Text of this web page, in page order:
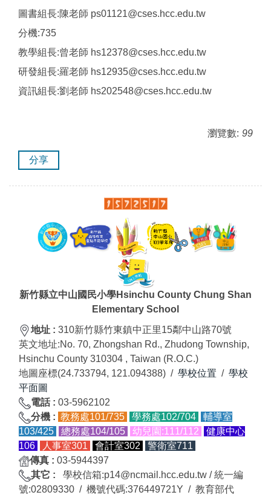
圖書組長:陳老師 ps01121@cses.hcc.edu.tw
分機:735
教學組長:曾老師 hs12378@cses.hcc.edu.tw
研發組長:羅老師 hs12935@cses.hcc.edu.tw
資訊組長:劉老師 hs202548@cses.hcc.edu.tw
瀏覽數: 99
分享
新竹縣立中山國民小學Hsinchu County Chung Shan
Elementary School
地址 : 310新竹縣竹東鎮中正里15鄰中山路70號
英文地址:No. 70, Zhongshan Rd., Zhudong Township,
Hsinchu County 310304 , Taiwan (R.O.C.)
地圖座標(24.733794, 121.094388) / 學校位置 / 學校
平面圖
電話 : 03-5962102
分機 : 教務處101/735 學務處102/704
輔導室
103/425
總務處104/105 幼兒園:111/112
健康中心
106
人事室301 會計室302
警衛室711
傳真 : 03-5944397
其它 :
學校信箱:p14@ncmail.hcc.edu.tw / 統一編
號:02809330 / 機號代碼:376449721Y / 教育部代